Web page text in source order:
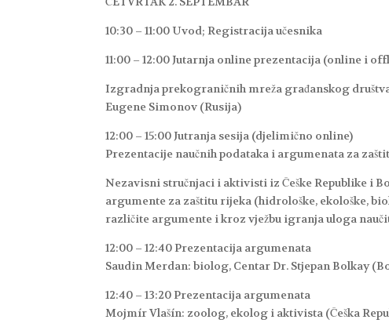
10:30 – 11:00 Uvod; Registracija učesnika
11:00 – 12:00 Jutarnja online prezentacija (online i
Izgradnja prekograničnih mreža građanskog
Eugene Simonov (Rusija)
12:00 – 15:00 Jutranja sesija (djelimično online)
Prezentacije naučnih podataka i argumenata za
Nezavisni stručnjaci i aktivisti iz Češke Republike i
argumente za zaštitu rijeka (hidrološke, ekološke,
različite argumente i kroz vježbu igranja uloga
12:00 – 12:40 Prezentacija argumenata
Saudin Merdan: biolog, Centar Dr. Stjepan Bolkay
12:40 – 13:20 Prezentacija argumenata
Mojmír Vlašín: zoolog, ekolog i aktivista (Češka